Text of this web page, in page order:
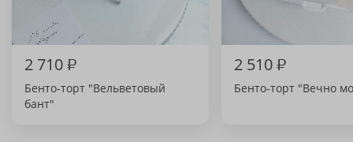
2 710₽
Бенто-торт "Вельветовый
бант"
2 510₽
Бенто-торт "Вечно